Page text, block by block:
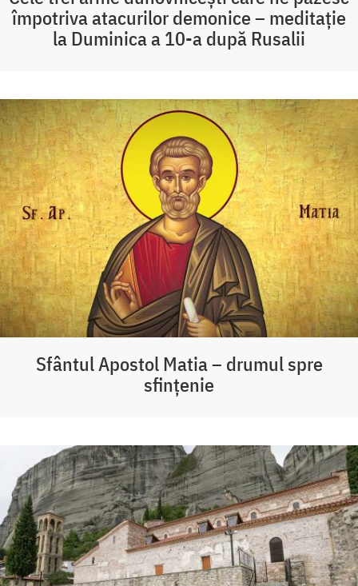
împotriva atacurilor demonice – meditație
la Duminica a 10-a după Rusalii
Sfântul Apostol Matia – drumul spre
sfințenie